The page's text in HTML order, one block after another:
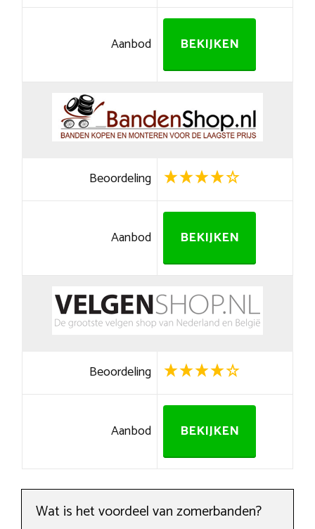
Aanbod BEKIJKEN
Beoordeling
Aanbod BEKIJKEN
Beoordeling
Aanbod BEKIJKEN
Wat is het voordeel van zomerbanden?